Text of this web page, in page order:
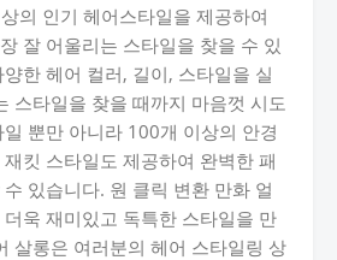
의 인기 헤어스타일을 제공하여
잘 어울리는 스타일을 찾을 수 있
한 헤어 컬러, 길이, 스타일을 실
스타일을 찾을 때까지 마음껏 시도
뿐만 아니라 100개 이상의 안경
킷 스타일도 제공하여 완벽한 패
있습니다. 원 클릭 변환 만화 얼
욱 재미있고 독특한 스타일을 만
살롱은 여러분의 헤어 스타일링 상